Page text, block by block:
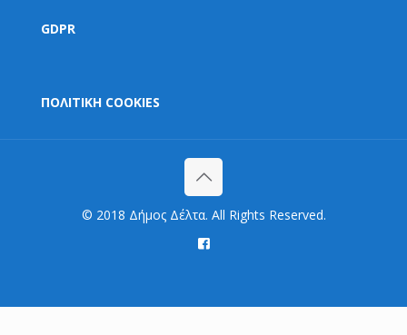
GDPR
ΠΟΛΙΤΙΚΗ COOKIES
© 2018 Δήμος Δέλτα. All Rights Reserved.